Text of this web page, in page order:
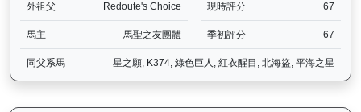
外祖父 Redoute's Choice 現時評分 67
馬主 馬聖之友團體 季初評分 67
同父系馬 星之願, K374, 綠色巨人, 紅衣醒目, 北海盜, 平海之星